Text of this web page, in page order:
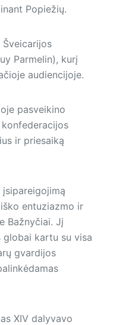
Popiežių.
Parmelin), kurį
audiencijoje.
pasveikino
ir priesaiką
įsipareigojimą
entuziazmo ir
Bažnyčiai. Jį
globai kartu su visa
gvardijos
XIV dalyvavo